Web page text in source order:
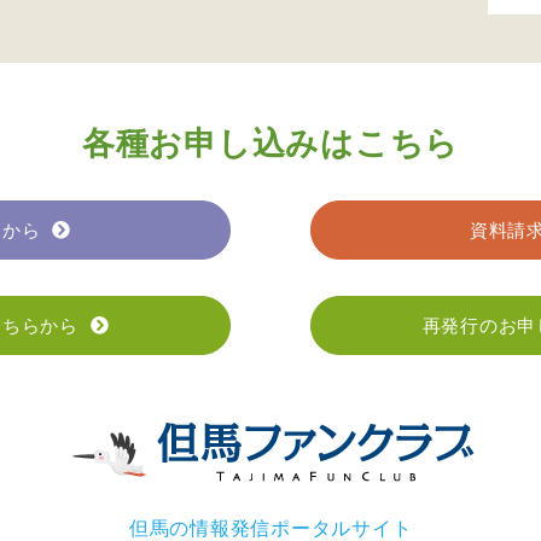
各種お申し込みはこちら
ら 資料請
らから 再発行のお
但馬の情報発信ポータルサイト